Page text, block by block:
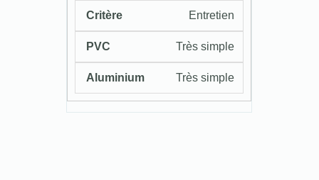
Entretien
Très simple
Très simple